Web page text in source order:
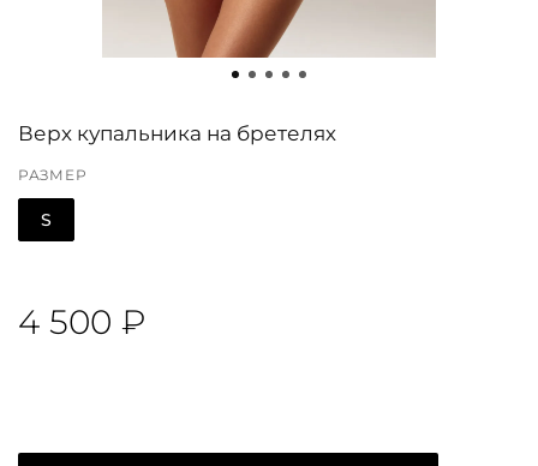
Верх купальника на бретелях
РАЗМЕР
S
4 500 ₽